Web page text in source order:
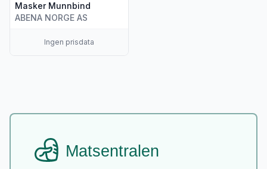
Masker Munnbind
ABENA NORGE AS
Ingen prisdata